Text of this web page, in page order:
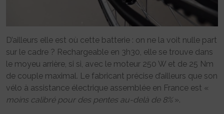
D’ailleurs elle est où cette batterie : on ne la voit nulle part
sur le cadre ? Rechargeable en 3h30, elle se trouve dans
le moyeu arrière, si si, avec le moteur 250 W et de 25 Nm
de couple maximal. Le fabricant précise d’ailleurs que son
vélo à assistance électrique assemblée en France est «
moins calibré pour des pentes au-delà de 8%».